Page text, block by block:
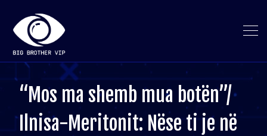
“Mos ma shemb mua botën”/
Ilnisa-Meritonit: Nëse ti je në